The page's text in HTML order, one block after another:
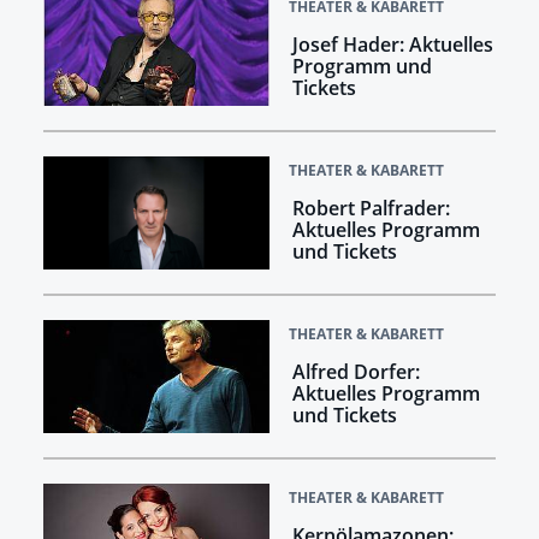
THEATER & KABARETT
Josef Hader: Aktuelles
Programm und
Tickets
THEATER & KABARETT
Robert Palfrader:
Aktuelles Programm
und Tickets
THEATER & KABARETT
Alfred Dorfer:
Aktuelles Programm
und Tickets
THEATER & KABARETT